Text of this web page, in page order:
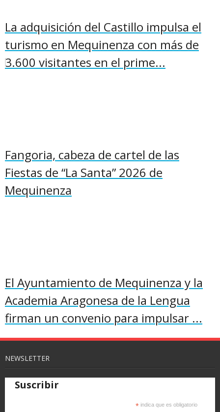
La adquisición del Castillo impulsa el
turismo en Mequinenza con más de
3.600 visitantes en el prime...
Fangoria, cabeza de cartel de las
Fiestas de “La Santa” 2026 de
Mequinenza
El Ayuntamiento de Mequinenza y la
Academia Aragonesa de la Lengua
firman un convenio para impulsar ...
NEWSLETTER
Suscribir
* indica que es obligatorio